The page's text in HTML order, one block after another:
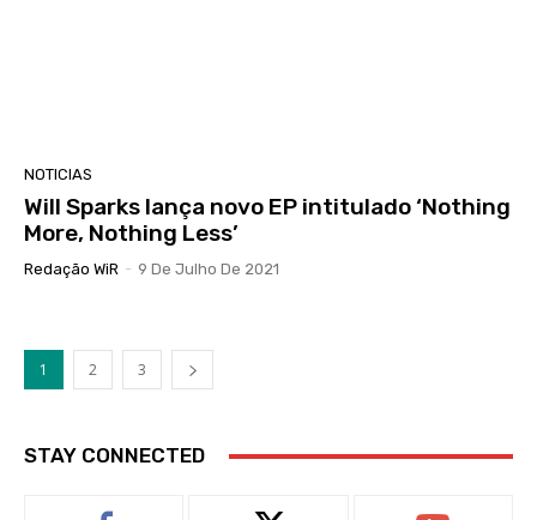
NOTICIAS
Will Sparks lança novo EP intitulado ‘Nothing
More, Nothing Less’
Redação WiR - 9 De Julho De 2021
1 2 3
STAY CONNECTED